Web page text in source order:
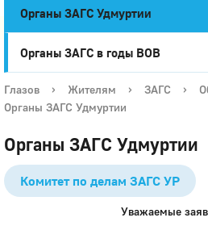
Органы ЗАГС Удмуртии
Органы ЗАГС в годы ВОВ
Глазов › Жителям › ЗАГС ›
Органы ЗАГС Удмуртии
Органы ЗАГС Удмуртии
Комитет по делам ЗАГС УР
Уважаемые